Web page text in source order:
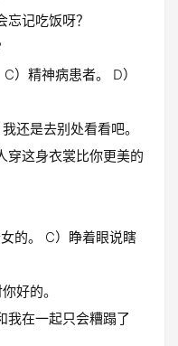
记吃饭呀？
）精神病患者。 D）
还是去别处看看吧。
穿这身衣裳比你更美的
的。 C）睁着眼说瞎
好的。
我在一起只会糟蹋了